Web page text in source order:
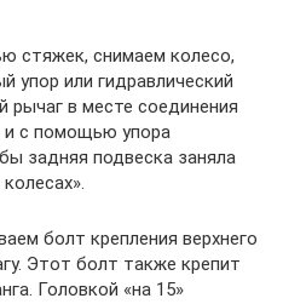
стяжек, снимаем колесо,
упор или гидравлический
в месте соединения
и с помощью упора
задняя подвеска заняла
болт крепления верхнего
Этот болт также крепит
Головкой «на 15»